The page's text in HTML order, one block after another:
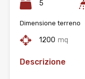
5
Dimensione terreno
1200 mq
Descrizione